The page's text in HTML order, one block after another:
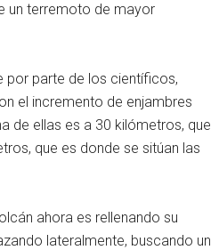
un terremoto de mayor
por parte de los científicos,
el incremento de enjambres
de ellas es a 30 kilómetros, que
que es donde se sitúan las
ahora es rellenando su
lateralmente, buscando un